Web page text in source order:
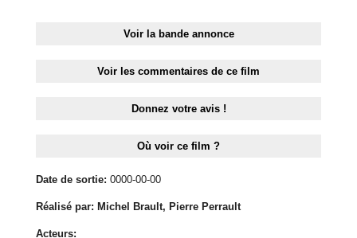
Voir la bande annonce
Voir les commentaires de ce film
Donnez votre avis !
Où voir ce film ?
Date de sortie: 0000-00-00
Réalisé par: Michel Brault, Pierre Perrault
Acteurs: